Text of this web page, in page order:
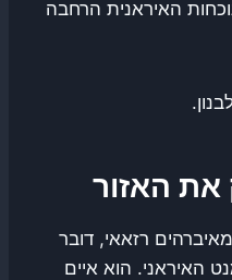
האיראנית הרחבה
האזור
רזאאי, דובר
האיראני. הוא איים